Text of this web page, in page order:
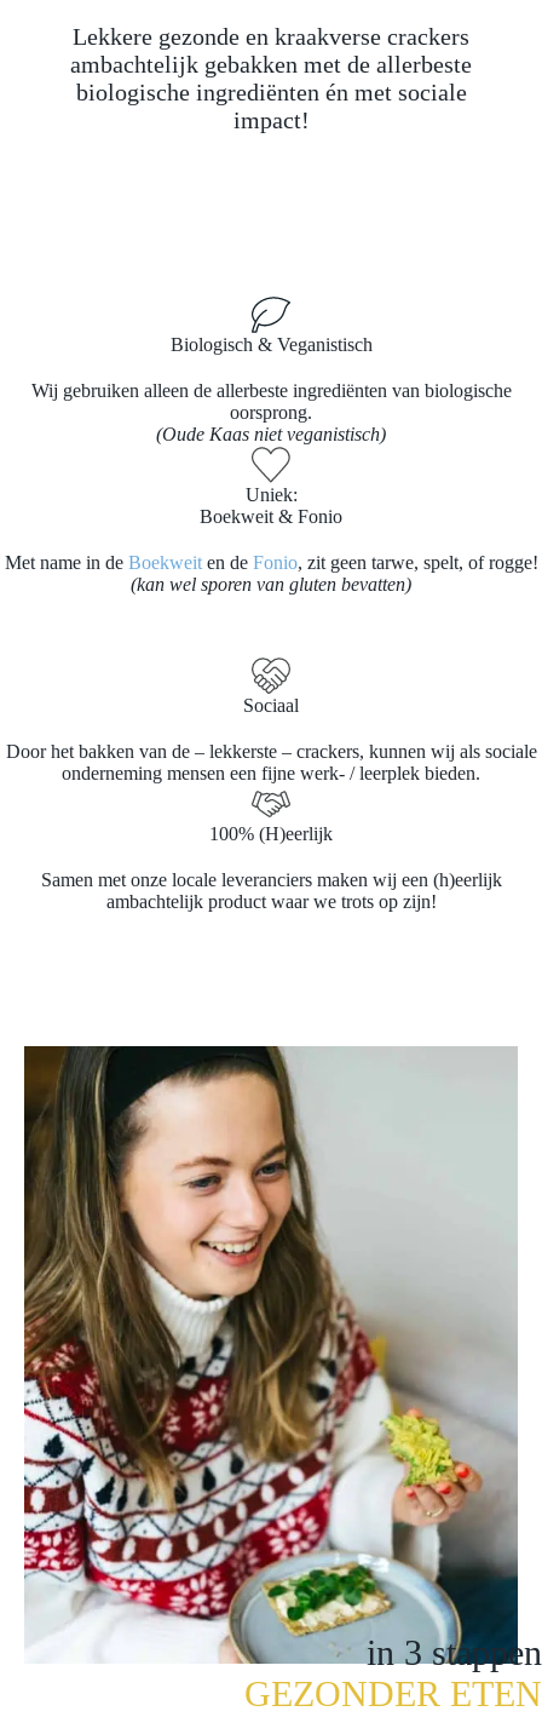
Biologisch & Veganistisch
Wij gebruiken alleen de allerbeste ingrediënten van biologische
oorsprong.
(Oude Kaas niet veganistisch)
Uniek:
Boekweit & Fonio
Met name in de Boekweiten de Fonio, zit geen tarwe, spelt, of rogge!
(kan wel sporen van gluten bevatten)
Sociaal
Door het bakken van de – lekkerste – crackers, kunnen wij als sociale
onderneming mensen een fijne werk- / leerplek bieden.
100% (H)eerlijk
Samen met onze locale leveranciers maken wij een (h)eerlijk
ambachtelijk product waar we trots op zijn!
Lekkere gezonde en kraakverse crackers
ambachtelijk gebakken met de allerbeste
biologische ingrediënten én met sociale
impact!
in 3 stappen
GEZONDER ETEN